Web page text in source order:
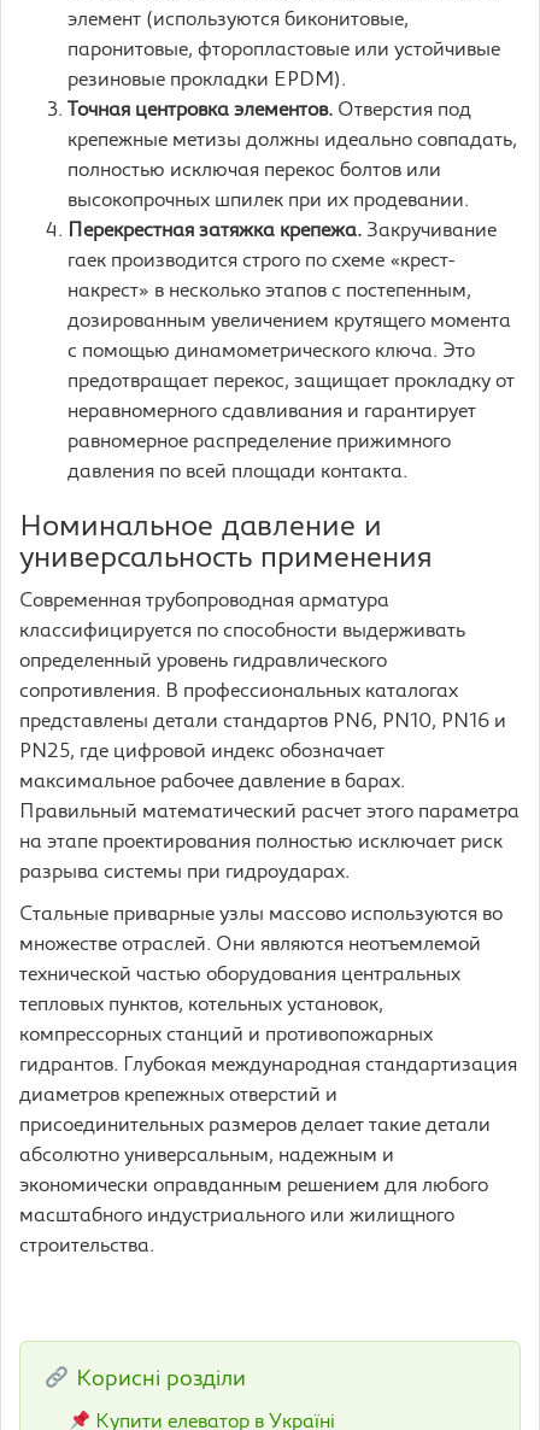
элемент (используются биконитовые,
паронитовые, фторопластовые или устойчивые
резиновые прокладки EPDM).
Точная центровка элементов. Отверстия под
крепежные метизы должны идеально совпадать,
полностью исключая перекос болтов или
высокопрочных шпилек при их продевании.
Перекрестная затяжка крепежа. Закручивание
гаек производится строго по схеме «крест-
накрест» в несколько этапов с постепенным,
дозированным увеличением крутящего момента
с помощью динамометрического ключа. Это
предотвращает перекос, защищает прокладку от
неравномерного сдавливания и гарантирует
равномерное распределение прижимного
давления по всей площади контакта.
Номинальное давление и
универсальность применения
Современная трубопроводная арматура
классифицируется по способности выдерживать
определенный уровень гидравлического
сопротивления. В профессиональных каталогах
представлены детали стандартов PN6, PN10, PN16 и
PN25, где цифровой индекс обозначает
максимальное рабочее давление в барах.
Правильный математический расчет этого параметра
на этапе проектирования полностью исключает риск
разрыва системы при гидроударах.
Стальные приварные узлы массово используются во
множестве отраслей. Они являются неотъемлемой
технической частью оборудования центральных
тепловых пунктов, котельных установок,
компрессорных станций и противопожарных
гидрантов. Глубокая международная стандартизация
диаметров крепежных отверстий и
присоединительных размеров делает такие детали
абсолютно универсальным, надежным и
экономически оправданным решением для любого
масштабного индустриального или жилищного
строительства.
Корисні розділи
Купити елеватор в Україні